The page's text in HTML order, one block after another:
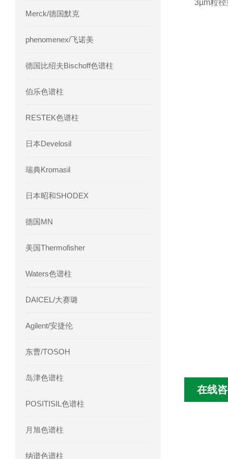
Merck/德国默克
phenomenex/飞诺美
德国比绍夫Bischoff色谱柱
伯乐色谱柱
RESTEK色谱柱
日本Develosil
瑞典Kromasil
日本昭和SHODEX
德国MN
美国Thermofisher
Waters色谱柱
DAICEL/大赛璐
Agilent/安捷伦
东曹/TOSOH
岛津色谱柱
POSITISIL色谱柱
月旭色谱柱
纳谱色谱柱
3µm粒
在线